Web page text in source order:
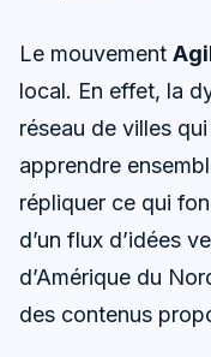
Le mouvement
local. En effet, la
réseau de villes
apprendre
répliquer ce qui
d’un flux d’idées
d’Amérique du
des contenus